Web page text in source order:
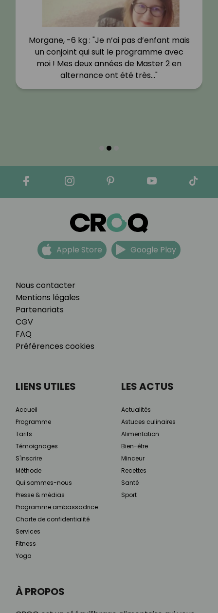
Morgane, -6 kg : "Je n’ai pas d’enfant mais
un conjoint qui suit le programme avec
moi ! Mes deux années de Master 2 en
alternance ont été très…"
Nous contacter
Mentions légales
Partenariats
CGV
FAQ
Préférences cookies
Apple Store Google Play
À PROPOS
LIENS UTILES
Accueil
Programme
Tarifs
Témoignages
S'inscrire
Méthode
Qui sommes-nous
Presse & médias
Programme ambassadrice
Charte de confidentialité
Services
Fitness
Yoga
LES ACTUS
Actualités
Astuces culinaires
Alimentation
Bien-être
Minceur
Recettes
Santé
Sport